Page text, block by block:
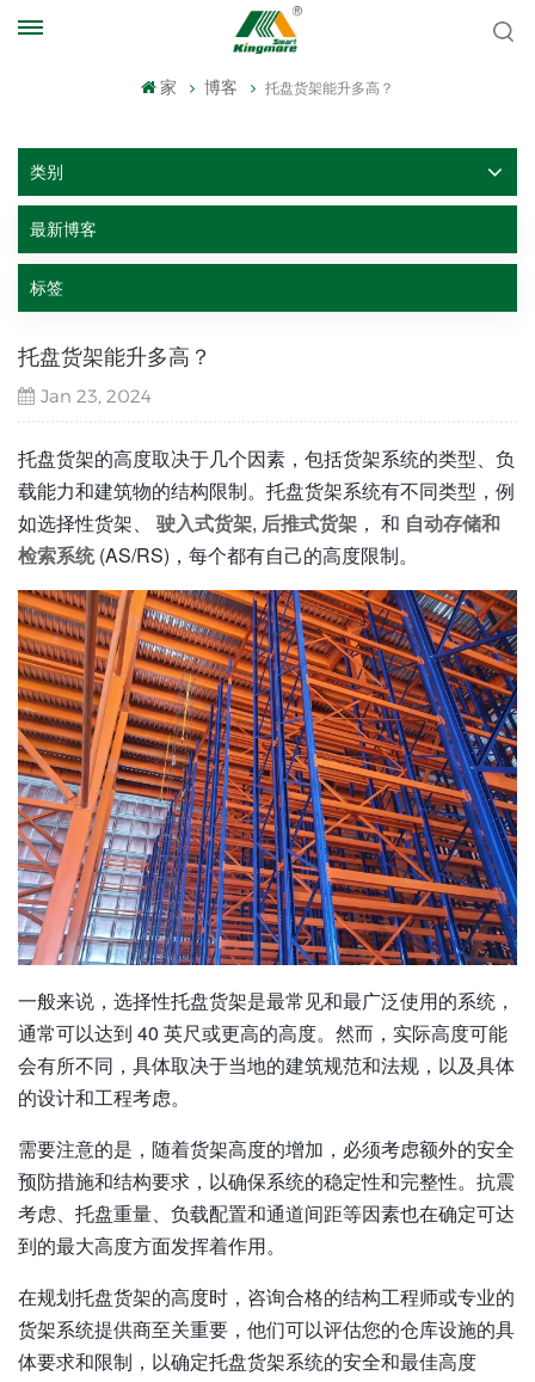
家 博客 托盘货架能升多高？
类别
最新博客
标签
托盘货架能升多高？
Jan 23, 2024
托盘货架的高度取决于几个因素，包括货架系统的类型、负
载能力和建筑物的结构限制。托盘货架系统有不同类型，例
如选择性货架、 驶入式货架, 后推式货架 ， 和 自动存储和
检索系统(AS/RS)，每个都有自己的高度限制。
一般来说，选择性托盘货架是最常见和最广泛使用的系统，
通常可以达到 40 英尺或更高的高度。然而，实际高度可能
会有所不同，具体取决于当地的建筑规范和法规，以及具体
的设计和工程考虑。
需要注意的是，随着货架高度的增加，必须考虑额外的安全
预防措施和结构要求，以确保系统的稳定性和完整性。抗震
考虑、托盘重量、负载配置和通道间距等因素也在确定可达
到的最大高度方面发挥着作用。
在规划托盘货架的高度时，咨询合格的结构工程师或专业的
货架系统提供商至关重要，他们可以评估您的仓库设施的具
体要求和限制，以确定托盘货架系统的安全和最佳高度